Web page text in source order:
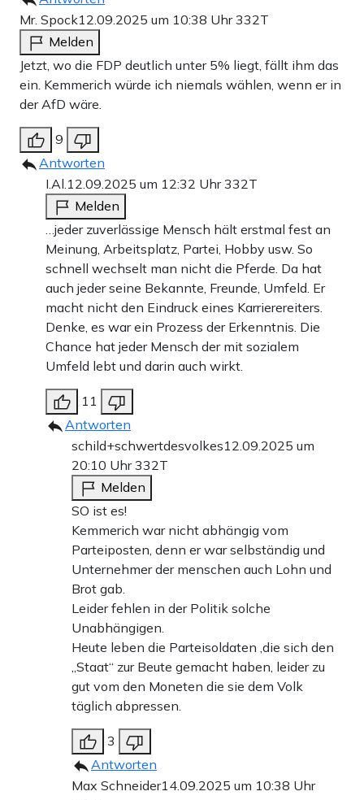
Mr. Spock12.09.2025 um 10:38 Uhr332T
Melden
Jetzt, wo die FDP deutlich unter 5% liegt, fällt ihm das
ein. Kemmerich würde ich niemals wählen, wenn er in
der AfD wäre.
9
Antworten
I.Al.12.09.2025 um 12:32 Uhr332T
Melden
…jeder zuverlässige Mensch hält erstmal fest an
Meinung, Arbeitsplatz, Partei, Hobby usw. So
schnell wechselt man nicht die Pferde. Da hat
auch jeder seine Bekannte, Freunde, Umfeld. Er
macht nicht den Eindruck eines Karrierereiters.
Denke, es war ein Prozess der Erkenntnis. Die
Chance hat jeder Mensch der mit sozialem
Umfeld lebt und darin auch wirkt.
11
Antworten
schild+schwertdesvolkes12.09.2025 um
20:10 Uhr332T
Melden
SO ist es!
Kemmerich war nicht abhängig vom
Parteiposten, denn er war selbständig und
Unternehmer der menschen auch Lohn und
Brot gab.
Leider fehlen in der Politik solche
Unabhängigen.
Heute leben die Parteisoldaten ,die sich den
„Staat“ zur Beute gemacht haben, leider zu
gut vom den Moneten die sie dem Volk
täglich abpressen.
3
Antworten
Max Schneider14.09.2025 um 10:38 Uhr